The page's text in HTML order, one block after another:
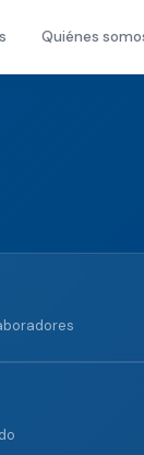
Quiénes